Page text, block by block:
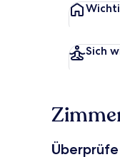
Sich